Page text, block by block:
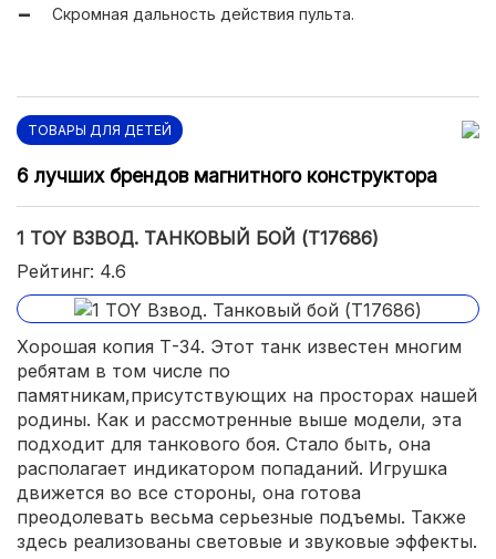
Скромная дальность действия пульта.
ТОВАРЫ ДЛЯ ДЕТЕЙ
6 лучших брендов магнитного конструктора
1 TOY ВЗВОД. ТАНКОВЫЙ БОЙ (T17686)
Рейтинг: 4.6
Хорошая копия Т-34. Этот танк известен многим
ребятам в том числе по
памятникам,присутствующих на просторах нашей
родины. Как и рассмотренные выше модели, эта
подходит для танкового боя. Стало быть, она
располагает индикатором попаданий. Игрушка
движется во все стороны, она готова
преодолевать весьма серьезные подъемы. Также
здесь реализованы световые и звуковые эффекты.